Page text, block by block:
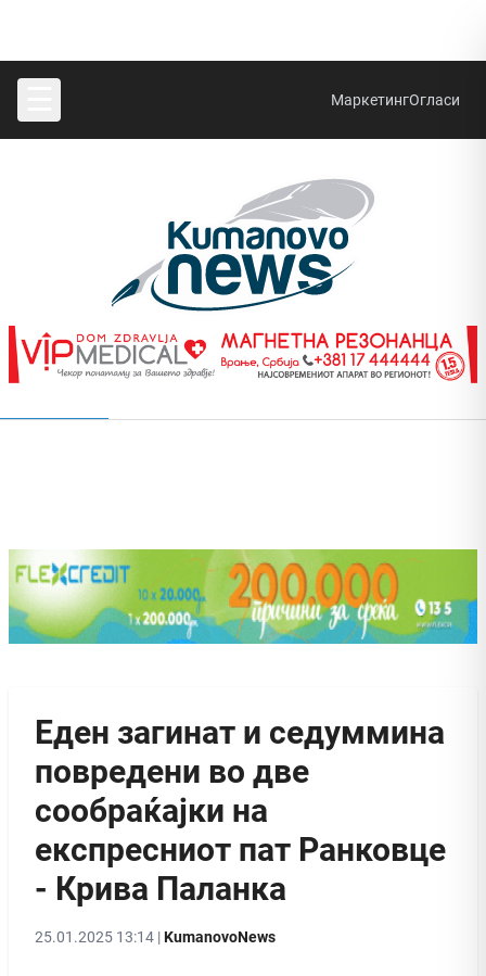
МаркетингОгласи
Еден загинат и седуммина
повредени во две
сообраќајки на
експресниот пат Ранковце
- Крива Паланка
25.01.2025 13:14 |KumanovoNews